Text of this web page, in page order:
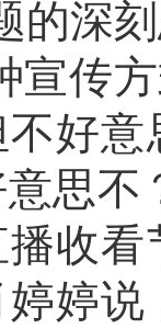
的深刻
宣传
好
思不
收
婷